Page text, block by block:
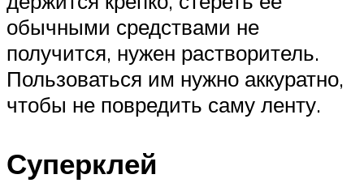
обычными средствами не
получится, нужен растворитель.
Пользоваться им нужно аккуратно,
чтобы не повредить саму ленту.
Суперклей